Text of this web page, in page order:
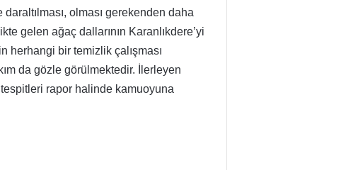
olması gerekenden daha
gelen ağaç dallarının Karanlıkdere’yi
herhangi bir temizlik çalışması
da gözle görülmektedir. İlerleyen
rapor halinde kamuoyuna